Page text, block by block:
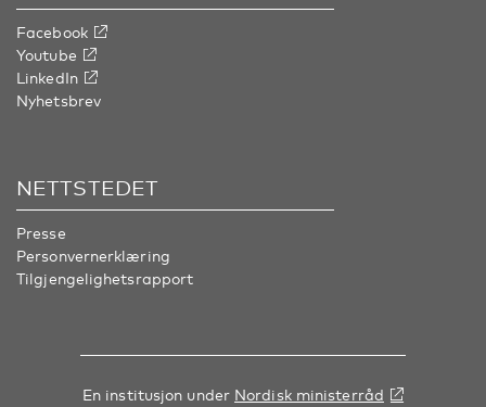
Facebook
Youtube
LinkedIn
Nyhetsbrev
NETTSTEDET
Presse
Personvernerklæring
Tilgjengelighetsrapport
En institusjon under Nordisk ministerråd